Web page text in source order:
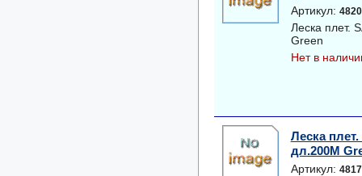
Артикул:
Леска плет.
Green
Нет в
Леска
дл.200M
Артикул: